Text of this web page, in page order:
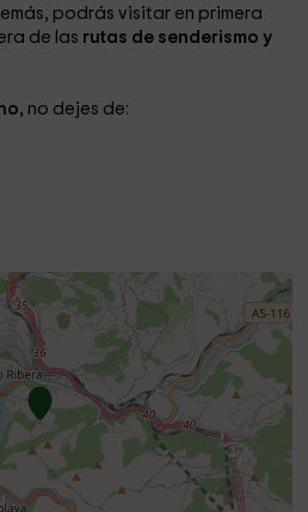
podrás visitar en primera
de las rutas de senderismo y
no dejes de: